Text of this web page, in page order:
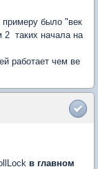
было "век
2 таких начала на
работает чем ве
в главном